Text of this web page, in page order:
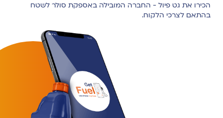
הכירו את גט פיול - החברה המובילה באספקת סולר לשטח
בהתאם לצרכי הלקוח.